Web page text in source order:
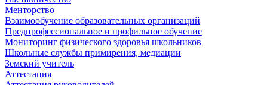
Менторство
Взаимообучение образовательных организаций
Предпрофессиональное и профильное обучение
Мониторинг физического здоровья школьников
Школьные службы примирения, медиации
Земский учитель
Аттестация